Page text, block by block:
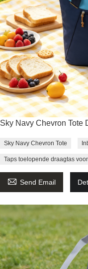
Sky Navy Chevron Tote
Sky Navy Chevron Tote
Taps toelopende draagtas
 Send Email